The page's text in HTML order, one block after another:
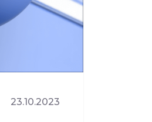
23.10.2023